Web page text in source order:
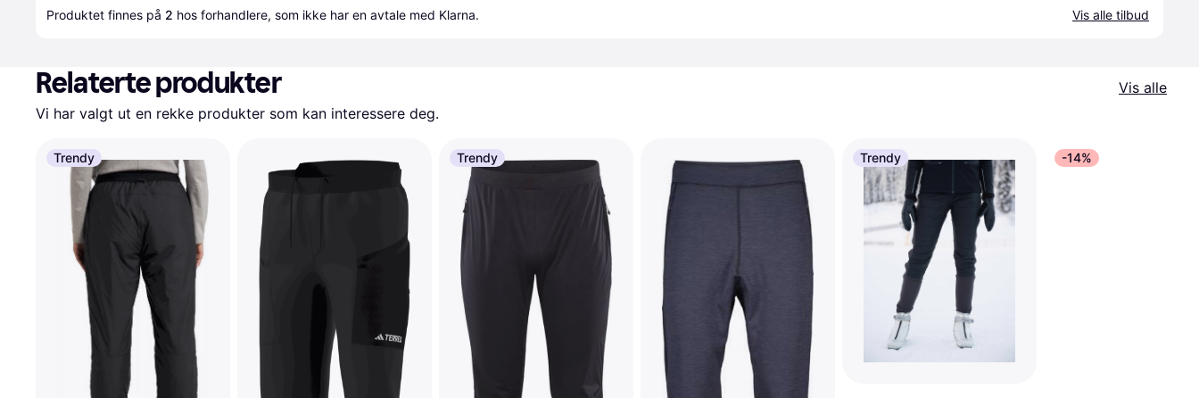
Produktet finnes på 2 hos forhandlere, som ikke har en avtale med Klarna. Vis alle tilbud
Relaterte produkter
Vis alle
Vi har valgt ut en rekke produkter som kan interessere deg.
Trendy Trendy Trendy -14%